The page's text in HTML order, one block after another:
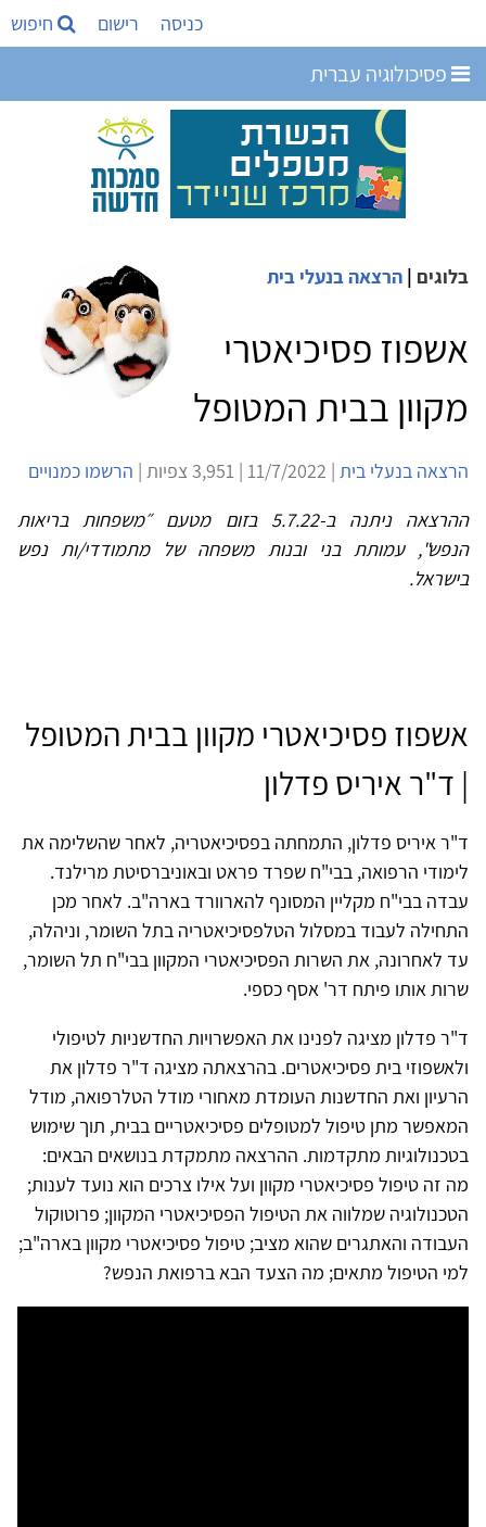
כניסה רישום חיפוש
פסיכולוגיה עברית
בלוגים | הרצאה בנעלי בית
אשפוז פסיכיאטרי
מקוון בבית המטופל
הרצאה בנעלי בית | 11/7/2022 | 3,951 צפיות |
הרשמו כמנויים
ההרצאה ניתנה ב-5.7.22 בזום מטעם ״משפחות בריאות
הנפש", עמותת בני ובנות משפחה של מתמודדי/ות נפש
בישראל.
אשפוז פסיכיאטרי מקוון בבית המטופל
| ד"ר איריס פדלון
ד"ר איריס פדלון, התמחתה בפסיכיאטריה, לאחר שהשלימה את
לימודי הרפואה, בבי"ח שפרד פראט ובאוניברסיטת מרילנד.
עבדה בבי"ח מקליין המסונף להארוורד בארה"ב. לאחר מכן
התחילה לעבוד במסלול הטלפסיכיאטריה בתל השומר, וניהלה,
עד לאחרונה, את השרות הפסיכיאטרי המקוון בבי"ח תל השומר,
שרות אותו פיתח דר' אסף כספי.
ד"ר פדלון מציגה לפנינו את האפשרויות החדשניות לטיפולי
ולאשפוזי בית פסיכיאטרים. בהרצאתה מציגה ד"ר פדלון את
הרעיון ואת החדשנות העומדת מאחורי מודל הטלרפואה, מודל
המאפשר מתן טיפול למטופלים פסיכיאטריים בבית, תוך שימוש
בטכנולוגיות מתקדמות. ההרצאה מתמקדת בנושאים הבאים:
מה זה טיפול פסיכיאטרי מקוון ועל אילו צרכים הוא נועד לענות;
הטכנולוגיה שמלווה את הטיפול הפסיכיאטרי המקוון; פרוטוקול
העבודה והאתגרים שהוא מציב; טיפול פסיכיאטרי מקוון בארה"ב;
למי הטיפול מתאים; מה הצעד הבא ברפואת הנפש?